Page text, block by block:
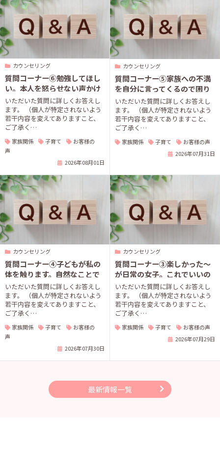
カウンセリング
質問コーナー⑥勉強してほし
い。本人を怒らせない声かけ
は？
いただいた質問に詳しくお答えし
ます。 （個人が特定されないよう
若干内容を変えてありますこと、
ご了承く…
家族関係 子育て
お客様の
声
2026年08月01日
カウンセリング
質問コーナー⑤家族への不満
を自分に言ってくるので困り
ます
いただいた質問に詳しくお答えし
ます。 （個人が特定されないよう
若干内容を変えてありますこと、
ご了承く…
家族関係 子育て
お客様の声
2026年07月31日
カウンセリング
質問コーナー④子どもが私の
体を触ります。自然なことで
しょうか？
いただいた質問に詳しくお答えし
ます。 （個人が特定されないよう
若干内容を変えてありますこと、
ご了承く…
家族関係 子育て
お客様の
声
2026年07月30日
カウンセリング
質問コーナー③楽しかった〜
が日常の女子。これでいいの
か？
いただいた質問に詳しくお答えし
ます。 （個人が特定されないよう
若干内容を変えてありますこと、
ご了承く…
家族関係 子育て
お客様の声
2026年07月29日
最新情報一覧